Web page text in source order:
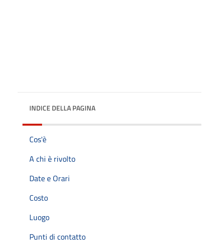
INDICE DELLA PAGINA
Cos'è
A chi è rivolto
Date e Orari
Costo
Luogo
Punti di contatto